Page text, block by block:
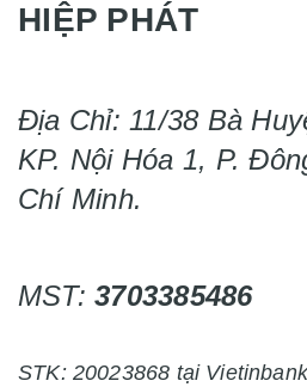
HIỆP PHÁT
Địa Chỉ: 11/38 Bà
KP. Nội Hóa 1, P.
Chí Minh.
MST:3703385486
STK: 20023868 tại